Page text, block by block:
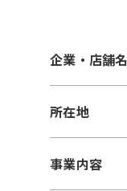
企業・店舗名
所在地
事業内容